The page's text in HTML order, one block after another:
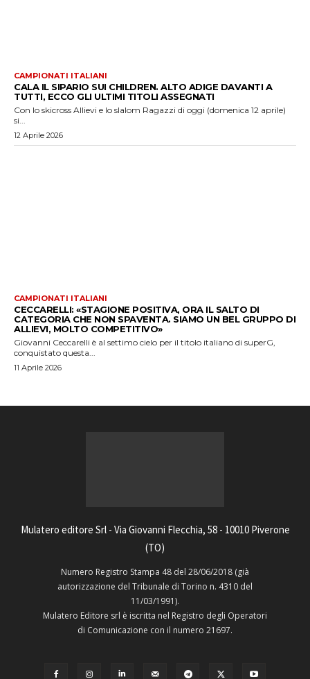
CAMPIONATI ITALIANI
CALA IL SIPARIO SUI CHILDREN. ALTO ADIGE DAVANTI A
TUTTI, ECCO GLI ULTIMI TITOLI ASSEGNATI
Con lo skicross Allievi e lo slalom Ragazzi di oggi (domenica 12 aprile)
si...
12 Aprile 2026
CAMPIONATI ITALIANI
CECCARELLI: «STAGIONE POSITIVA, ORA IL SALTO DI
CATEGORIA CHE NON SPAVENTA. SIAMO UN BEL GRUPPO DI
ALLIEVI, MOLTO COMPETITIVO»
Giovanni Ceccarelli è al settimo cielo per il titolo italiano di superG,
conquistato questa...
11 Aprile 2026
Mulatero editore Srl - Via Giovanni Flecchia, 58 - 10010 Piverone
(TO)
Numero Registro Stampa 48 del 28/06/2018 (già
autorizzazione del Tribunale di Torino n. 4310 del
11/03/1991).
Mulatero Editore srl è iscritta nel Registro degli Operatori
di Comunicazione con il numero 21697.